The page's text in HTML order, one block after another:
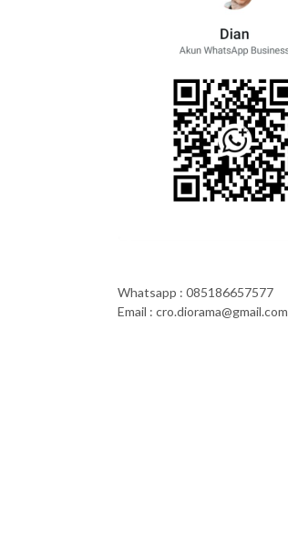
Whatsapp : 085186657577
Email : cro.diorama@gmail.com